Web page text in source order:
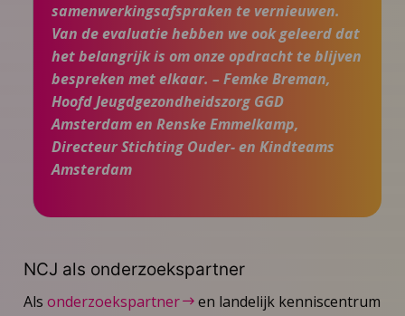
samenwerkingsafspraken te vernieuwen.
Van de evaluatie hebben we ook geleerd dat
het belangrijk is om onze opdracht te blijven
bespreken met elkaar. – Femke Breman,
Hoofd Jeugdgezondheidszorg GGD
Amsterdam en Renske Emmelkamp,
Directeur Stichting Ouder- en Kindteams
Amsterdam
NCJ als onderzoekspartner
Als onderzoekspartner
en landelijk kenniscentrum